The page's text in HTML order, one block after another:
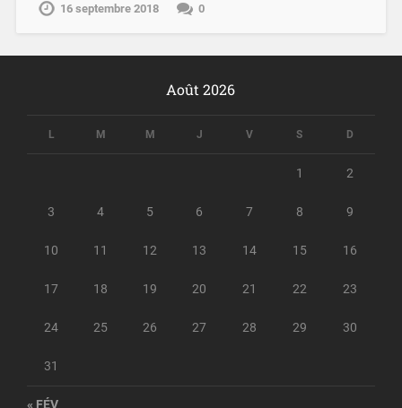
16 septembre 2018 0
Août 2026
L M M J V S D
1 2
3 4 5 6 7 8 9
10 11 12 13 14 15 16
17 18 19 20 21 22 23
24 25 26 27 28 29 30
31
« FÉV